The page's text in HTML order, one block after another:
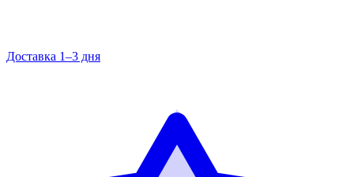
Доставка 1–3 дня